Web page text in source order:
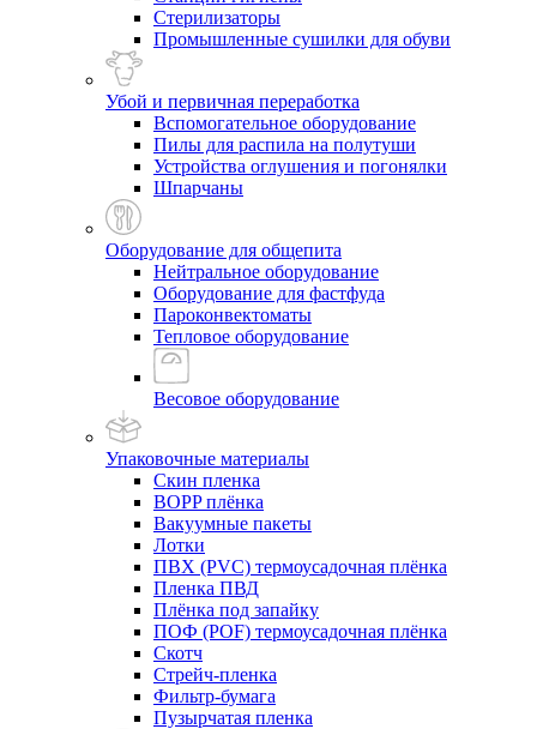
Стерилизаторы
Промышленные сушилки для обуви
Убой и первичная переработка
Вспомогательное оборудование
Пилы для распила на полутуши
Устройства оглушения и погонялки
Шпарчаны
Оборудование для общепита
Нейтральное оборудование
Оборудование для фастфуда
Пароконвектоматы
Тепловое оборудование
Весовое оборудование
Упаковочные материалы
Скин пленка
BOPP плёнка
Вакуумные пакеты
Лотки
ПВХ (PVC) термоусадочная плёнка
Пленка ПВД
Плёнка под запайку
ПОФ (POF) термоусадочная плёнка
Скотч
Стрейч-пленка
Фильтр-бумага
Пузырчатая пленка